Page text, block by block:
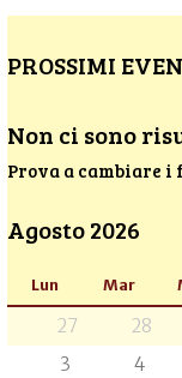
PROSSIMI
Non ci sono
Prova a cambiare
Agosto 2026
Lun Mar
27 28
3
4